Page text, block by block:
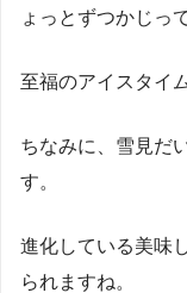
ょっとずつかじっ
至福のアイスタイ
ちなみに、雪見だ
す。
進化している美味
られますね。